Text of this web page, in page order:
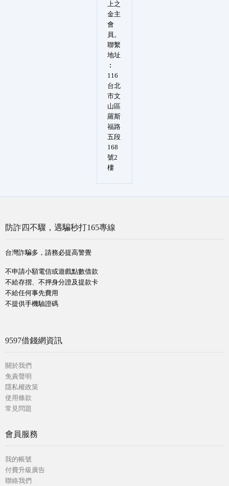
上之
金主
會
員。
聯繫
地址
︰
116
台北
市文
山區
羅斯
福路
五段
168
號2
樓
防詐四不驟，遇騙秒打165專線
台灣詐騙多，請務必提高警覺
不申請小額電信或遊戲點數借款
不給存摺、不押身分證及提款卡
不給任何事先費用
不提供手機驗證碼
9597借錢網資訊
關於我們
免責聲明
隱私權政策
使用條款
常見問題
會員服務
我的帳號
付費升級廣告
聯絡我們